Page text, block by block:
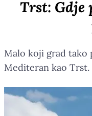
Trst: Gdje
Malo koji grad tako
Mediteran kao Trst.